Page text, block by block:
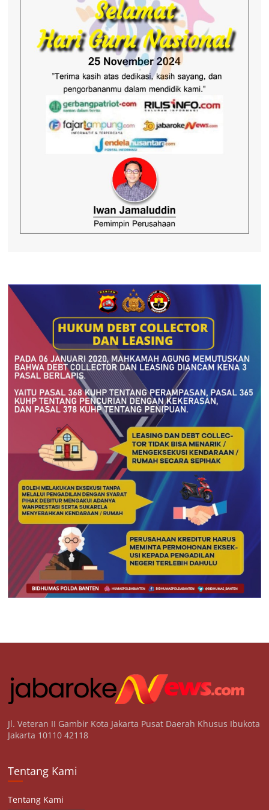
Jl. Veteran II Gambir Kota Jakarta Pusat Daerah Khusus Ibukota
Jakarta 10110 42118
Tentang Kami
Tentang Kami